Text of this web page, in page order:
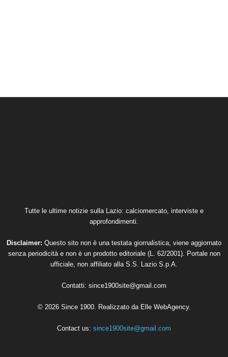
Tutte le ultime notizie sulla Lazio: calciomercato, interviste e
approfondimenti.
Disclaimer: Questo sito non è una testata giornalistica, viene aggiornato
senza periodicità e non è un prodotto editoriale (L. 62/2001). Portale non
ufficiale, non affiliato alla S.S. Lazio S.p.A.
Contatti: since1900site@gmail.com
© 2026 Since 1900. Realizzato da Elle WebAgency.
Contact us: since1900site@gmail.com